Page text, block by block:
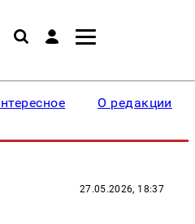
О редакции
27.05.2026, 18:37